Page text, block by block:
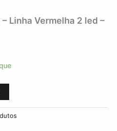
Linha Vermelha 2 led –